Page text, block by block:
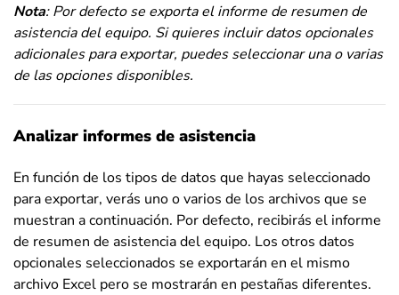
Nota: Por defecto se exporta el informe de resumen de
asistencia del equipo. Si quieres incluir datos opcionales
adicionales para exportar, puedes seleccionar una o varias
de las opciones disponibles.
Analizar informes de asistencia
En función de los tipos de datos que hayas seleccionado
para exportar, verás uno o varios de los archivos que se
muestran a continuación. Por defecto, recibirás el informe
de resumen de asistencia del equipo. Los otros datos
opcionales seleccionados se exportarán en el mismo
archivo Excel pero se mostrarán en pestañas diferentes.